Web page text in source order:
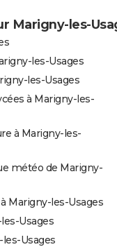
Marigny-les-
les-Usages
les-Usages
à Marigny-les-
à Marigny-les-
météo de Marigny-
Marigny-les-Usages
Usages
les-Usages